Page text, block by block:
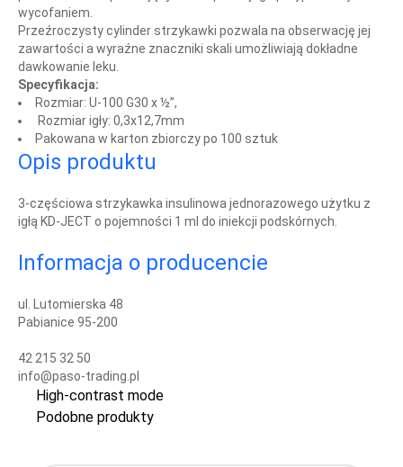
wycofaniem.
Przeźroczysty cylinder strzykawki pozwala na obserwację jej
zawartości a wyraźne znaczniki skali umożliwiają dokładne
dawkowanie leku.
Specyfikacja:
Rozmiar: U-100 G30 x ½”,
Rozmiar igły: 0,3x12,7mm
Pakowana w karton zbiorczy po 100 sztuk
Opis produktu
3-częściowa strzykawka insulinowa jednorazowego użytku z
igłą KD-JECT o pojemności 1 ml do iniekcji podskórnych.
Informacja o producencie
ul. Lutomierska 48
Pabianice 95-200
42 215 32 50
info@paso-trading.pl
High-contrast mode
Podobne produkty